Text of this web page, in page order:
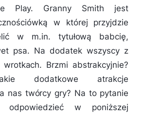
Play. Granny Smith jest
w której przyjdzie
w m.in. tytułową babcię,
psa. Na dodatek wszyscy z
Brzmi abstrakcyjnie?
dodatkowe atrakcje
nas twórcy gry? Na to pytanie
odpowiedzieć w poniższej